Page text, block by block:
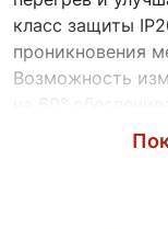
класс защиты
проникновения
Возможность
на 60°
подходящего